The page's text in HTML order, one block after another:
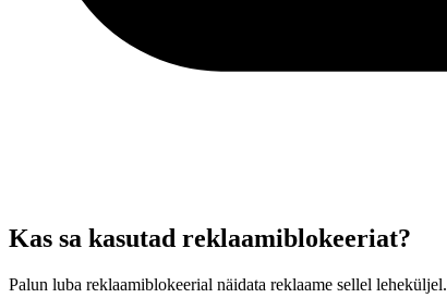
Kas sa kasutad reklaamiblokeeriat?
Palun luba reklaamiblokeerial näidata reklaame sellel leheküljel.